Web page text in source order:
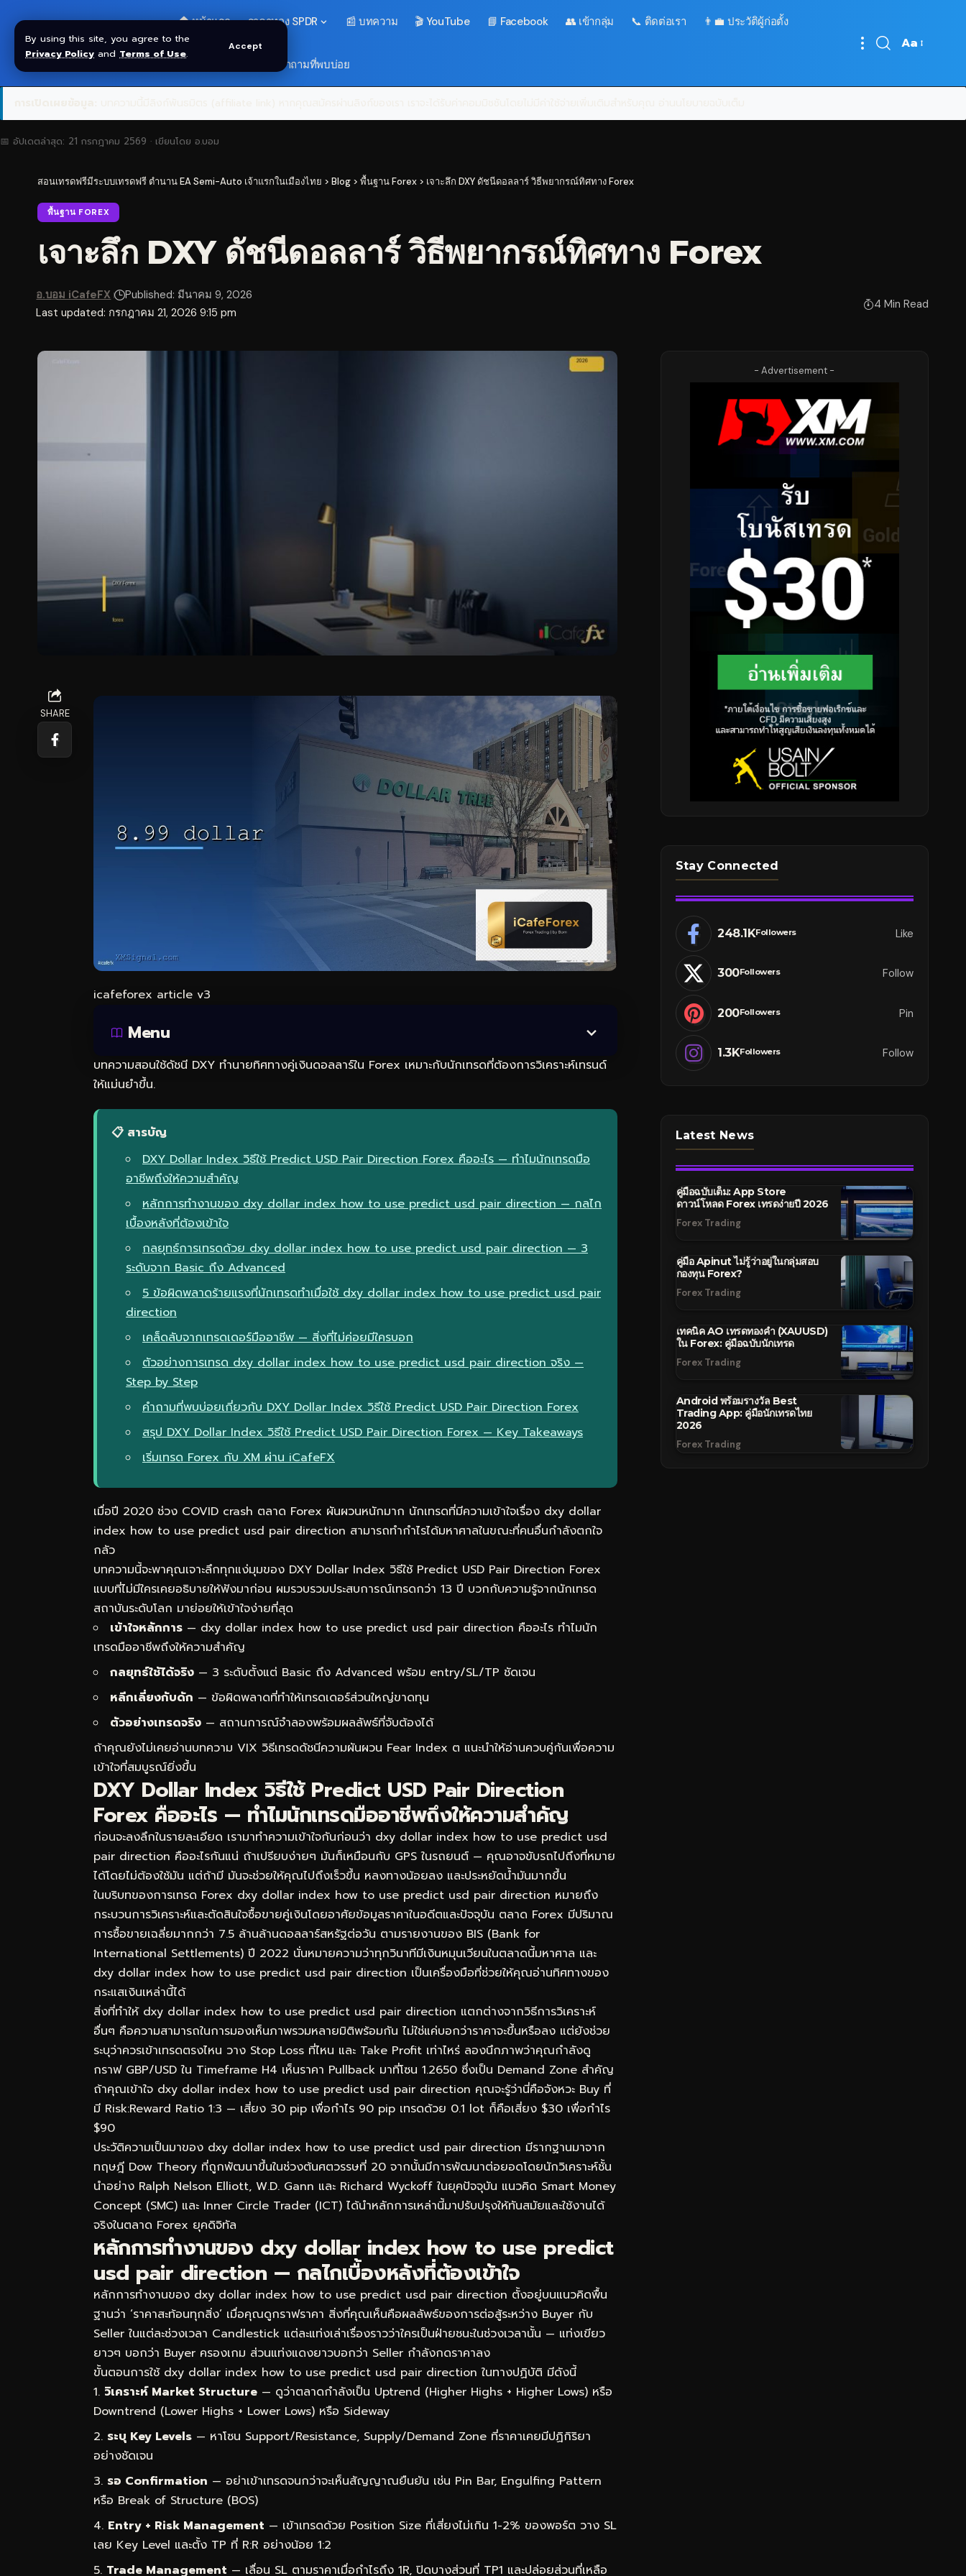
By using this site, you agree to the
Privacy Policy and Terms of Use.
Accept
🏠 หน้าแรก ราคาทอง SPDR 📰 บทความ 🎬 YouTube 📘 Facebook 👥 เข้ากลุ่ม 📞 ติดต่อเรา 👨‍💼 ประวัติผู้ก่อตั้ง
❓ คำถามที่พบบ่อย
Font
Aa
📅 อัปเดตล่าสุด: 21 กรกฎาคม 2569 · เขียนโดย อ.บอม
สอนเทรดฟรีมีระบบเทรดฟรี ตำนาน EA Semi-Auto เจ้าแรกในเมืองไทย > Blog > พื้นฐาน Forex > เจาะลึก DXY ดัชนีดอลลาร์ วิธีพยากรณ์ทิศทาง Forex
พื้นฐาน FOREX
เจาะลึก DXY ดัชนีดอลลาร์ วิธีพยากรณ์ทิศทาง Forex
Last updated: กรกฎาคม 21, 2026 9:15 pm
อ.บอม iCafeFX Published: มีนาคม 9, 2026
4 Min Read
SHARE
icafeforex article v3
Menu
บทความสอนใช้ดัชนี DXY ทำนายทิศทางคู่เงินดอลลาร์ใน Forex เหมาะกับนักเทรดที่ต้องการวิเคราะห์เทรนด์
ให้แม่นยำขึ้น.
📋 สารบัญ
DXY Dollar Index วิธีใช้ Predict USD Pair Direction Forex คืออะไร — ทำไมนักเทรดมือ
อาชีพถึงให้ความสำคัญ
หลักการทำงานของ dxy dollar index how to use predict usd pair direction — กลไก
เบื้องหลังที่ต้องเข้าใจ
กลยุทธ์การเทรดด้วย dxy dollar index how to use predict usd pair direction — 3
ระดับจาก Basic ถึง Advanced
5 ข้อผิดพลาดร้ายแรงที่นักเทรดทำเมื่อใช้ dxy dollar index how to use predict usd pair
direction
เคล็ดลับจากเทรดเดอร์มืออาชีพ — สิ่งที่ไม่ค่อยมีใครบอก
ตัวอย่างการเทรด dxy dollar index how to use predict usd pair direction จริง —
Step by Step
คำถามที่พบบ่อยเกี่ยวกับ DXY Dollar Index วิธีใช้ Predict USD Pair Direction Forex
สรุป DXY Dollar Index วิธีใช้ Predict USD Pair Direction Forex — Key Takeaways
เริ่มเทรด Forex กับ XM ผ่าน iCafeFX
เมื่อปี 2020 ช่วง COVID crash ตลาด Forex ผันผวนหนักมาก นักเทรดที่มีความเข้าใจเรื่อง dxy dollar
index how to use predict usd pair direction สามารถทำกำไรได้มหาศาลในขณะที่คนอื่นกำลังตกใจ
กลัว
บทความนี้จะพาคุณเจาะลึกทุกแง่มุมของ DXY Dollar Index วิธีใช้ Predict USD Pair Direction Forex
แบบที่ไม่มีใครเคยอธิบายให้ฟังมาก่อน ผมรวบรวมประสบการณ์เทรดกว่า 13 ปี บวกกับความรู้จากนักเทรด
สถาบันระดับโลก มาย่อยให้เข้าใจง่ายที่สุด
เข้าใจหลักการ — dxy dollar index how to use predict usd pair direction คืออะไร ทำไมนัก
เทรดมืออาชีพถึงให้ความสำคัญ
กลยุทธ์ใช้ได้จริง — 3 ระดับตั้งแต่ Basic ถึง Advanced พร้อม entry/SL/TP ชัดเจน
หลีกเลี่ยงกับดัก — ข้อผิดพลาดที่ทำให้เทรดเดอร์ส่วนใหญ่ขาดทุน
ตัวอย่างเทรดจริง — สถานการณ์จำลองพร้อมผลลัพธ์ที่จับต้องได้
ถ้าคุณยังไม่เคยอ่านบทความ VIX วิธีเทรดดัชนีความผันผวน Fear Index ต แนะนำให้อ่านควบคู่กันเพื่อความ
เข้าใจที่สมบูรณ์ยิ่งขึ้น
DXY Dollar Index วิธีใช้ Predict USD Pair Direction
Forex คืออะไร — ทำไมนักเทรดมืออาชีพถึงให้ความสำคัญ
ก่อนจะลงลึกในรายละเอียด เรามาทำความเข้าใจกันก่อนว่า dxy dollar index how to use predict usd
pair direction คืออะไรกันแน่ ถ้าเปรียบง่ายๆ มันก็เหมือนกับ GPS ในรถยนต์ — คุณอาจขับรถไปถึงที่หมาย
ได้โดยไม่ต้องใช้มัน แต่ถ้ามี มันจะช่วยให้คุณไปถึงเร็วขึ้น หลงทางน้อยลง และประหยัดน้ำมันมากขึ้น
ในบริบทของการเทรด Forex dxy dollar index how to use predict usd pair direction หมายถึง
กระบวนการวิเคราะห์และตัดสินใจซื้อขายคู่เงินโดยอาศัยข้อมูลราคาในอดีตและปัจจุบัน ตลาด Forex มีปริมาณ
การซื้อขายเฉลี่ยมากกว่า 7.5 ล้านล้านดอลลาร์สหรัฐต่อวัน ตามรายงานของ BIS (Bank for
International Settlements) ปี 2022 นั่นหมายความว่าทุกวินาทีมีเงินหมุนเวียนในตลาดนี้มหาศาล และ
dxy dollar index how to use predict usd pair direction เป็นเครื่องมือที่ช่วยให้คุณอ่านทิศทางของ
กระแสเงินเหล่านี้ได้
สิ่งที่ทำให้ dxy dollar index how to use predict usd pair direction แตกต่างจากวิธีการวิเคราะห์
อื่นๆ คือความสามารถในการมองเห็นภาพรวมหลายมิติพร้อมกัน ไม่ใช่แค่บอกว่าราคาจะขึ้นหรือลง แต่ยังช่วย
ระบุว่าควรเข้าเทรดตรงไหน วาง Stop Loss ที่ไหน และ Take Profit เท่าไหร่ ลองนึกภาพว่าคุณกำลังดู
กราฟ GBP/USD ใน Timeframe H4 เห็นราคา Pullback มาที่โซน 1.2650 ซึ่งเป็น Demand Zone สำคัญ
ถ้าคุณเข้าใจ dxy dollar index how to use predict usd pair direction คุณจะรู้ว่านี่คือจังหวะ Buy ที่
มี Risk:Reward Ratio 1:3 — เสี่ยง 30 pip เพื่อกำไร 90 pip เทรดด้วย 0.1 lot ก็คือเสี่ยง $30 เพื่อกำไร
$90
ประวัติความเป็นมาของ dxy dollar index how to use predict usd pair direction มีรากฐานมาจาก
ทฤษฎี Dow Theory ที่ถูกพัฒนาขึ้นในช่วงต้นศตวรรษที่ 20 จากนั้นมีการพัฒนาต่อยอดโดยนักวิเคราะห์ชั้น
นำอย่าง Ralph Nelson Elliott, W.D. Gann และ Richard Wyckoff ในยุคปัจจุบัน แนวคิด Smart Money
Concept (SMC) และ Inner Circle Trader (ICT) ได้นำหลักการเหล่านี้มาปรับปรุงให้ทันสมัยและใช้งานได้
จริงในตลาด Forex ยุคดิจิทัล
หลักการทำงานของ dxy dollar index how to use predict
usd pair direction — กลไกเบื้องหลังที่ต้องเข้าใจ
หลักการทำงานของ dxy dollar index how to use predict usd pair direction ตั้งอยู่บนแนวคิดพื้น
ฐานว่า ‘ราคาสะท้อนทุกสิ่ง’ เมื่อคุณดูกราฟราคา สิ่งที่คุณเห็นคือผลลัพธ์ของการต่อสู้ระหว่าง Buyer กับ
Seller ในแต่ละช่วงเวลา Candlestick แต่ละแท่งเล่าเรื่องราวว่าใครเป็นฝ่ายชนะในช่วงเวลานั้น — แท่งเขียว
ยาวๆ บอกว่า Buyer ครองเกม ส่วนแท่งแดงยาวบอกว่า Seller กำลังกดราคาลง
ขั้นตอนการใช้ dxy dollar index how to use predict usd pair direction ในทางปฏิบัติ มีดังนี้
วิเคราะห์ Market Structure — ดูว่าตลาดกำลังเป็น Uptrend (Higher Highs + Higher Lows) หรือ
Downtrend (Lower Highs + Lower Lows) หรือ Sideway
ระบุ Key Levels — หาโซน Support/Resistance, Supply/Demand Zone ที่ราคาเคยมีปฏิกิริยา
อย่างชัดเจน
รอ Confirmation — อย่าเข้าเทรดจนกว่าจะเห็นสัญญาณยืนยัน เช่น Pin Bar, Engulfing Pattern
หรือ Break of Structure (BOS)
Entry + Risk Management — เข้าเทรดด้วย Position Size ที่เสี่ยงไม่เกิน 1-2% ของพอร์ต วาง SL
เลย Key Level และตั้ง TP ที่ R:R อย่างน้อย 1:2
Trade Management — เลื่อน SL ตามราคาเมื่อกำไรถึง 1R, ปิดบางส่วนที่ TP1 และปล่อยส่วนที่เหลือ
- Advertisement -
Stay Connected
248.1KFollowers Like
300Followers Follow
200Followers Pin
1.3KFollowers Follow
Latest News
คู่มือฉบับเต็ม: App Store
ดาวน์โหลด Forex เทรดง่ายปี 2026
Forex Trading
คู่มือ Apinut ไม่รู้ว่าอยู่ในกลุ่มสอบ
กองทุน Forex?
Forex Trading
เทคนิค AO เทรดทองคำ (XAUUSD)
ใน Forex: คู่มือฉบับนักเทรด
Forex Trading
Android พร้อมรางวัล Best
Trading App: คู่มือนักเทรดไทย
2026
Forex Trading